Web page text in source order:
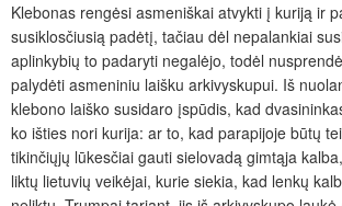
Klebonas rengėsi asmeniškai atvykti į kuriją ir
susiklosčiusią padėtį, tačiau dėl nepalankiai
aplinkybių to padaryti negalėjo, todėl
palydėti asmeniniu laišku arkivyskupui. Iš
klebono laiško susidaro įspūdis, kad
ko išties nori kurija: ar to, kad parapijoje būtų
tikinčiųjų lūkesčiai gauti sielovadą gimtąja
liktų lietuvių veikėjai, kurie siekia, kad lenkų